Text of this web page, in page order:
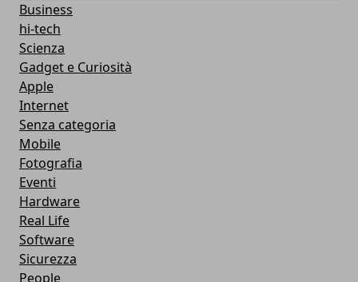
Business
hi-tech
Scienza
Gadget e Curiosità
Apple
Internet
Senza categoria
Mobile
Fotografia
Eventi
Hardware
Real Life
Software
Sicurezza
People